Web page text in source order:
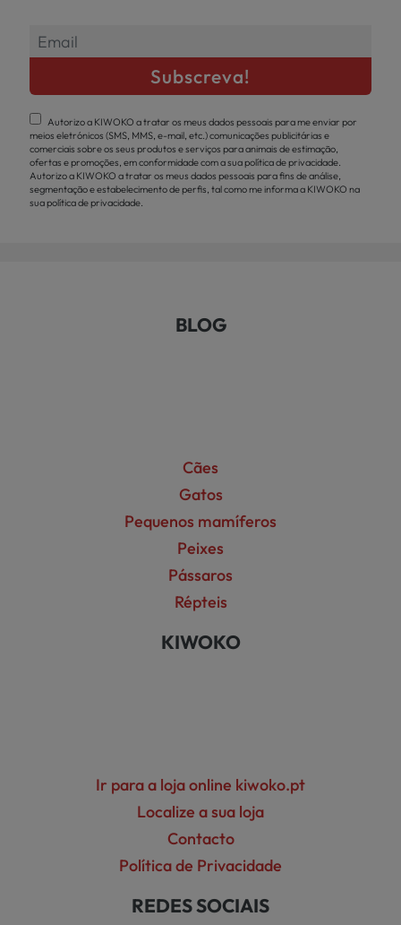
Autorizo a KIWOKO a tratar os meus dados pessoais para me enviar por
meios eletrónicos (SMS, MMS, e-mail, etc.) comunicações publicitárias e
comerciais sobre os seus produtos e serviços para animais de estimação,
ofertas e promoções, em conformidade com a sua política de privacidade.
Autorizo a KIWOKO a tratar os meus dados pessoais para fins de análise,
segmentação e estabelecimento de perfis, tal como me informa a KIWOKO na
sua política de privacidade.
BLOG
Cães
Gatos
Pequenos mamíferos
Peixes
Pássaros
Répteis
KIWOKO
Ir para a loja online kiwoko.pt
Localize a sua loja
Contacto
Política de Privacidade
REDES SOCIAIS